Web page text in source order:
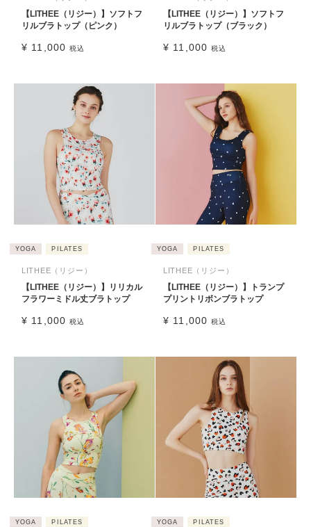
【LITHEE（リジー）】ソフトフ
リルブラトップ（ピンク）
¥ 11,000 税込
【LITHEE（リジー）】ソフトフ
リルブラトップ（ブラック）
¥ 11,000 税込
YOGA PILATES
LITHEE（リジー）
【LITHEE（リジー）】リリカル
フラワーミドル丈ブラトップ
¥ 11,000 税込
YOGA PILATES
LITHEE（リジー）
【LITHEE（リジー）】トランプ
プリントリボンブラトップ
¥ 11,000 税込
YOGA PILATES YOGA PILATES